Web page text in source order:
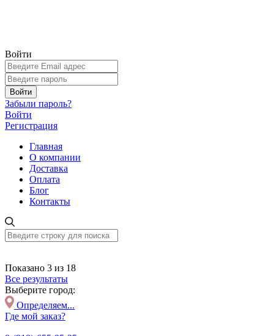
Войти
Войти
Забыли пароль?
Войти
Регистрация
Главная
О компании
Доставка
Оплата
Блог
Контакты
Показано 3 из 18
Все результаты
Выберите город:
Определяем...
Где мой заказ?